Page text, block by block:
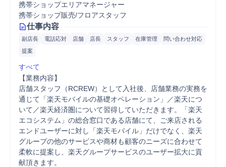
携帯ショップエリアマネージャー
携帯ショップ販売/フロアスタッフ
仕事内容
副店長 電話応対 店舗 店長 スタッフ 在庫管理
問い合わせ対応
提案
すべて
【業務内容】
店舗スタッフ（RCREW）として入社後、店舗業務の実務を
通じて「楽天モバイルの基礎オペレーション」／楽天につ
いて／楽天経済圏について習得していただきます。「楽天
エコシステム」の総合窓口である店舗にて、ご来店される
エンドユーザーに対し「楽天モバイル」だけでなく、楽天
グループの他のサービスや商材も顧客のニーズに合わせて
柔軟に提案し、楽天グループサービスのユーザー拡大に貢
献頂きます。